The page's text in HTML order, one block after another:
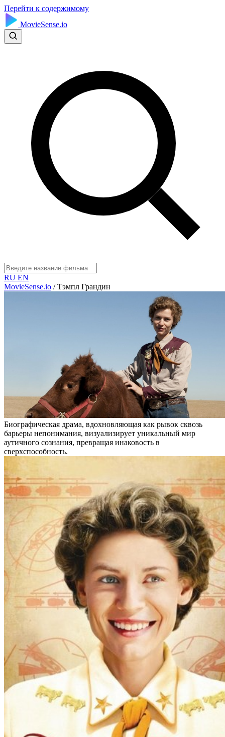
Перейти к содержимому
MovieSense.io
RU EN
MovieSense.io / Тэмпл Грандин
Биографическая драма, вдохновляющая как рывок сквозь
барьеры непонимания, визуализирует уникальный мир
аутичного сознания, превращая инаковость в
сверхспособность.